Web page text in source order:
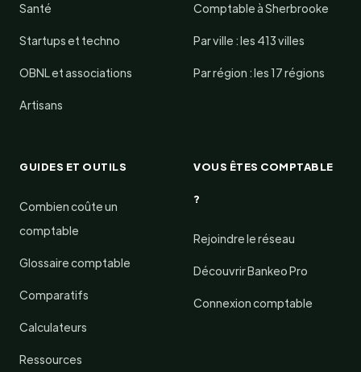
Santé
Startups et techno
OBNL et associations
Artisans
Comptable à Sherbrooke
Par ville : les 413 villes
Par région : les 17 régions
GUIDES ET OUTILS
Combien coûte un
comptable
Glossaire comptable
Comparatifs
Calculateurs
Ressources
VOUS ÊTES COMPTABLE
?
Rejoindre le réseau
Découvrir Bankeo Pro
Connexion comptable